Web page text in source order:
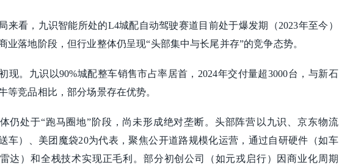
来看，九识智能所处的​​L4城配自动驾驶赛道​​目前处于​​爆发期（2023年至今）
业落地阶段​​，但行业整体仍呈现“​​头部集中与长尾并存​​”的竞争态势。
现​​。九识以90%城配整车销售市占率居首，2024年交付量超3000台，与新石
等竞品相比，部分场景存在优势。
仍处于“跑马圈地”阶段，尚未形成绝对垄断。头部阵营​​以九识、京东物流
送车）、美团魔袋20为代表，聚焦​​公开道路规模化运营​​，通过自研硬件（如车
达）和全栈技术实现正毛利。部分初创公司（如元戎启行）因商业化周期